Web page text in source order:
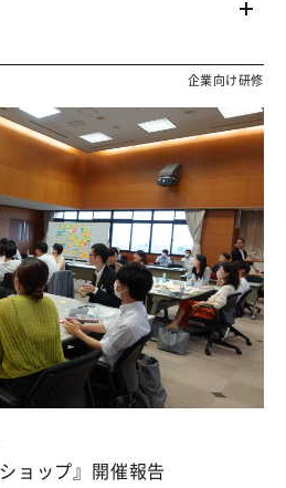
企業向け研修
ョップ』開催報告